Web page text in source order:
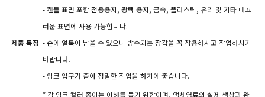
제품 특징
- 캔들 표면 포함 전용용지, 광택 용지, 금속, 플라스틱, 유리 및 기타 매끄
러운 표면에 사용 가능합니다.
- 손에 얼룩이 남을 수 있으니 방수되는 장갑을 꼭 착용하시고 작업하시기
바랍니다.
- 잉크 입구가 좁아 정밀한 작업을 하기에 좋습니다.
* 각 잉크 컬러 종이는 이해를 돕기 위함이며, 액체염료의 실제 색상과 완